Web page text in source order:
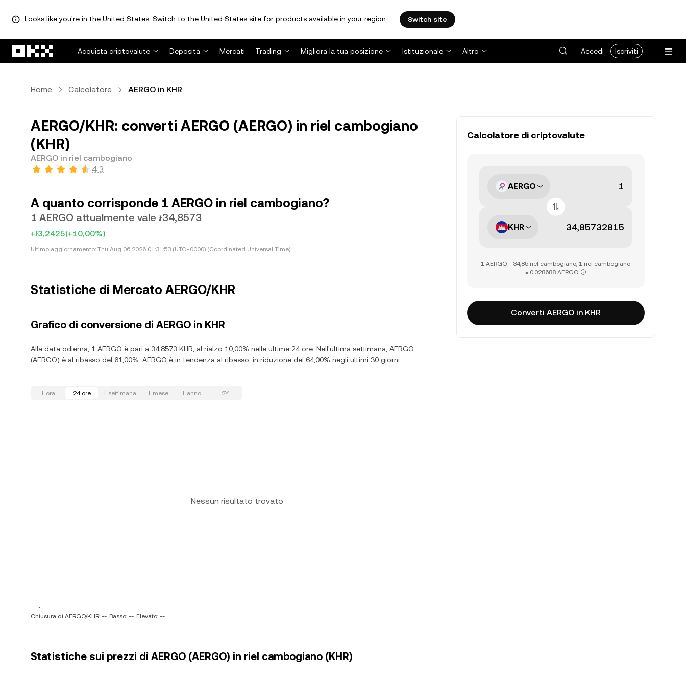
Looks like you're in the United States. Switch to the United States site for products available in your region. Switch site
Acquista criptovalute
Deposita Mercati Trading Migliora la tua posizione Istituzionale Altro Accedi Iscriviti
Home Calcolatore AERGO in KHR
AERGO/KHR: converti AERGO (AERGO) in riel cambogiano
(KHR)
AERGO in riel cambogiano
4,3
A quanto corrisponde 1 AERGO in riel cambogiano?
1 AERGO attualmente vale ៛34,8573
+៛3,2425(+10,00%)
Ultimo aggiornamento: Thu Aug 06 2026 01:31:53 (UTC+0000) (Coordinated Universal Time)
Statistiche di Mercato AERGO/KHR
Grafico di conversione di AERGO in KHR
Alla data odierna, 1 AERGO è pari a 34,8573 KHR, al rialzo 10,00% nelle ultime 24 ore. Nell'ultima settimana, AERGO
(AERGO) è al ribasso del 61,00%. AERGO è in tendenza al ribasso, in riduzione del 64,00% negli ultimi 30 giorni.
1 ora 24 ore 1 settimana 1 mese 1 anno 2Y
Nessun risultato trovato
-- ~ --
Chiusura di AERGO/KHR: -- Basso: -- Elevato: --
Statistiche sui prezzi di AERGO (AERGO) in riel cambogiano (KHR)
Calcolatore di criptovalute
AERGO
KHR
1 AERGO = 34,85 riel cambogiano, 1 riel cambogiano
= 0,028688 AERGO
Converti AERGO in KHR